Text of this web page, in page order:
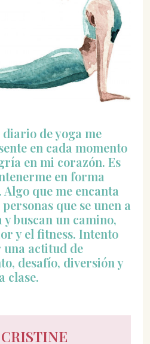
de yoga me
en cada momento
en mi corazón. Es
en forma
que me encanta
que se unen a
y buscan un camino,
y el fitness. Intento
actitud de
desafío, diversión y
clase.